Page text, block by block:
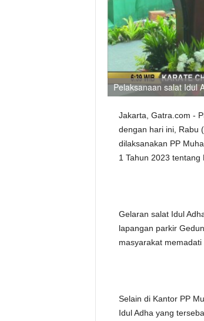
Pelaksanaan salat Idul
Jakarta, Gatra.com -
dengan hari ini, Rabu
dilaksanakan PP
1 Tahun 2023 tentang
Gelaran salat Idul
lapangan parkir
masyarakat
Selain di Kantor PP
Idul Adha yang